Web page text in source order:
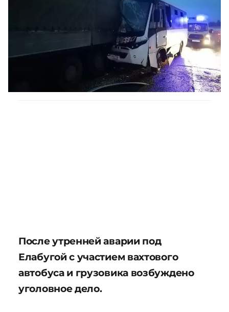
После утренней аварии под
Елабугой с участием вахтового
автобуса и грузовика возбуждено
уголовное дело.